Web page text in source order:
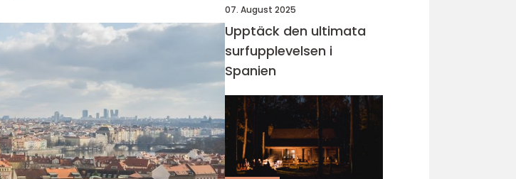
07. August 2025
Upptäck den ultimata
surfupplevelsen i
Spanien